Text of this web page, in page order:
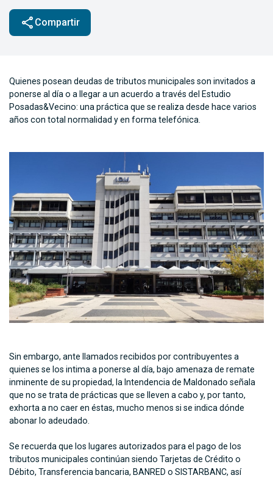
share Compartir
Quienes posean deudas de tributos municipales son invitados a
ponerse al día o a llegar a un acuerdo a través del Estudio
Posadas&Vecino: una práctica que se realiza desde hace varios
años con total normalidad y en forma telefónica.
Sin embargo, ante llamados recibidos por contribuyentes a
quienes se los intima a ponerse al día, bajo amenaza de remate
inminente de su propiedad, la Intendencia de Maldonado señala
que no se trata de prácticas que se lleven a cabo y, por tanto,
exhorta a no caer en éstas, mucho menos si se indica dónde
abonar lo adeudado.
Se recuerda que los lugares autorizados para el pago de los
tributos municipales continúan siendo Tarjetas de Crédito o
Débito, Transferencia bancaria, BANRED o SISTARBANC, así